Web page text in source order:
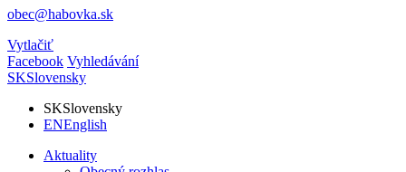
obec@habovka.sk
Vytlačiť
Facebook Vyhledávání
SKSlovensky
SKSlovensky
ENEnglish
Aktuality